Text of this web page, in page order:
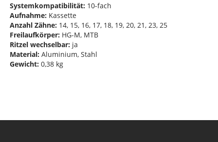
Systemkompatibilität: 10-fach
Aufnahme: Kassette
Anzahl Zähne: 14, 15, 16, 17, 18, 19, 20, 21, 23, 25
Freilaufkörper: HG-M, MTB
Ritzel wechselbar: ja
Material: Aluminium, Stahl
Gewicht: 0,38 kg